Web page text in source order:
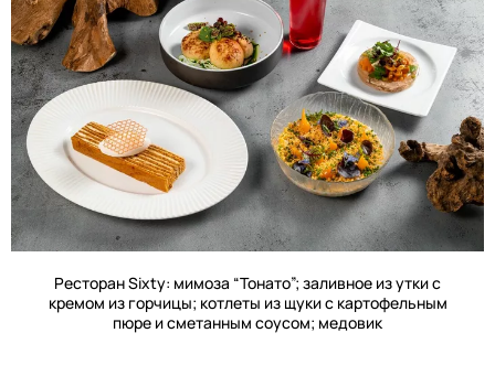
РесторанSixty: мимоза “Тонато”; заливное из утки с
кремом из горчицы; котлеты из щуки с картофельным
пюре и сметанным соусом; медовик